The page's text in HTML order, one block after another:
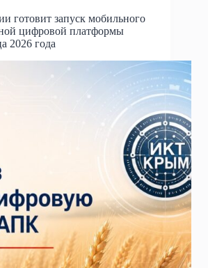
готовит запуск мобильного
цифровой платформы
2026 года